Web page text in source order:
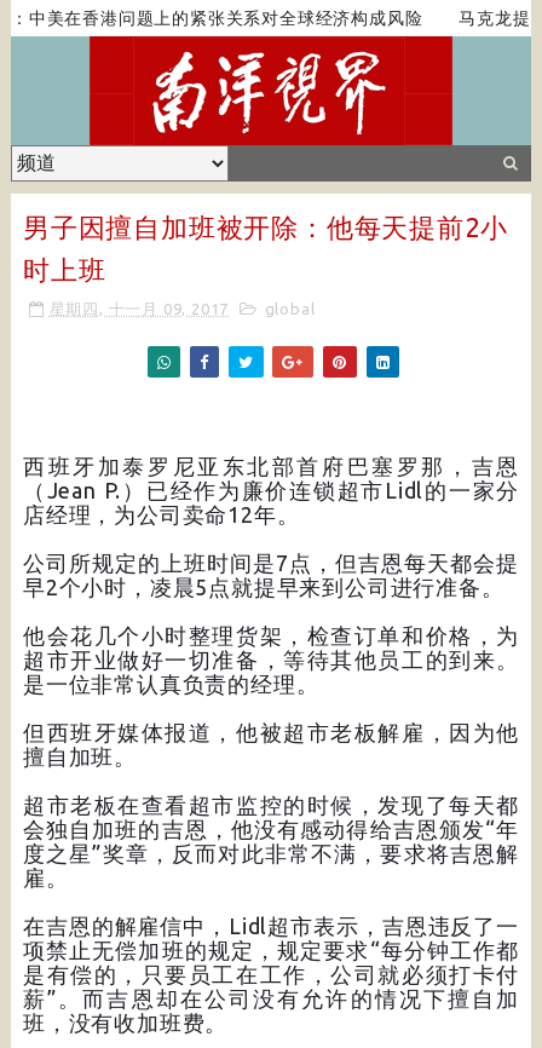
中美在香港问题上的紧张关系对全球经济构成风险 马克龙提
男子因擅自加班被开除：他每天提前2小
时上班
星期四, 十一月 09, 2017 global
西班牙加泰罗尼亚东北部首府巴塞罗那，吉恩
（Jean P.）已经作为廉价连锁超市Lidl的一家分
店经理，为公司卖命12年。
公司所规定的上班时间是7点，但吉恩每天都会提
早2个小时，凌晨5点就提早来到公司进行准备。
他会花几个小时整理货架，检查订单和价格，为
超市开业做好一切准备，等待其他员工的到来。
是一位非常认真负责的经理。
但西班牙媒体报道，他被超市老板解雇，因为他
擅自加班。
超市老板在查看超市监控的时候，发现了每天都
会独自加班的吉恩，他没有感动得给吉恩颁发“年
度之星”奖章，反而对此非常不满，要求将吉恩解
雇。
在吉恩的解雇信中，Lidl超市表示，吉恩违反了一
项禁止无偿加班的规定，规定要求“每分钟工作都
是有偿的，只要员工在工作，公司就必须打卡付
薪”。而吉恩却在公司没有允许的情况下擅自加
班，没有收加班费。